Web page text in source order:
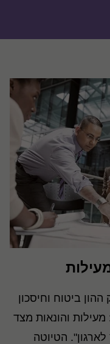
שוק ההון ביטוח וחיסכון
והונאות מצד
לארגון". הטיוטה